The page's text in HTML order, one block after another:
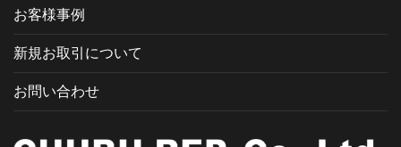
お客様事例
新規お取引について
お問い合わせ